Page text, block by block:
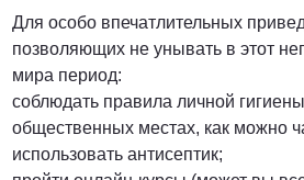
Для особо впечатлительных
позволяющих не унывать в этот
мира период:
соблюдать правила личной
общественных местах, как можно
использовать антисептик;